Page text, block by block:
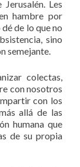
Les
hambre por
de lo que no
sino
semejante.
colectas,
con nosotros
con los
allá de las
humana que
de su propia